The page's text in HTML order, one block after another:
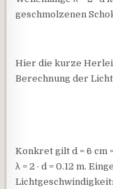
geschmolzenen
Hier die kurze
Berechnung der
Konkret gilt d = 6 cm
λ = 2 · d = 0.12 m.
Lichtgeschwindigkeit: c